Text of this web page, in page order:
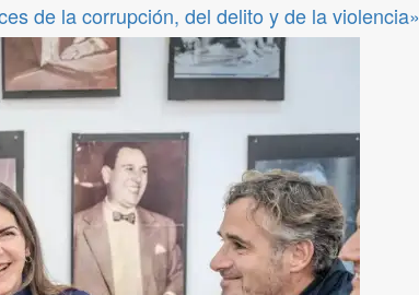
de la corrupción, del delito y de la violencia»